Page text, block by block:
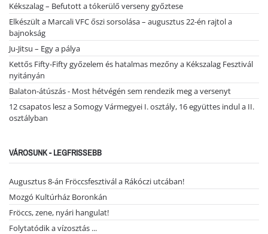
Kékszalag – Befutott a tókerülő verseny győztese
Elkészült a Marcali VFC őszi sorsolása – augusztus 22-én rajtol a
bajnokság
Ju-Jitsu – Egy a pálya
Kettős Fifty-Fifty győzelem és hatalmas mezőny a Kékszalag Fesztivál
nyitányán
Balaton-átúszás - Most hétvégén sem rendezik meg a versenyt
12 csapatos lesz a Somogy Vármegyei I. osztály, 16 együttes indul a II.
osztályban
VÁROSUNK - LEGFRISSEBB
Augusztus 8-án Fröccsfesztivál a Rákóczi utcában!
Mozgó Kultúrház Boronkán
Fröccs, zene, nyári hangulat!
Folytatódik a vízosztás ...